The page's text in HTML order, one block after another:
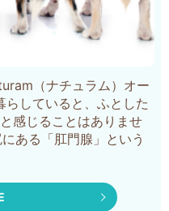
（ナチュラム）オー
していると、ふとした
感じることはありませ
ある「肛門腺」という